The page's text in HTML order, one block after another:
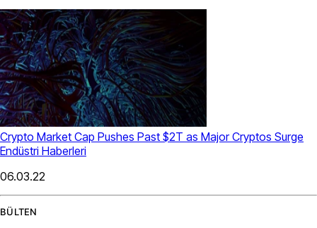
Crypto Market Cap Pushes Past $2T as Major Cryptos Surge
Endüstri Haberleri
06.03.22
BÜLTEN